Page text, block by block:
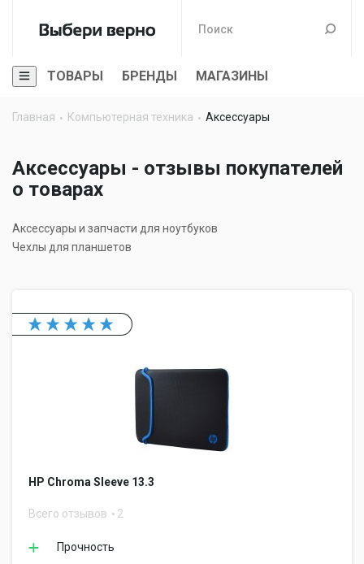
ТОВАРЫ БРЕНДЫ МАГАЗИНЫ
Главная Компьютерная техника Аксессуары
Аксессуары - отзывы покупателей
о товарах
Аксессуары и запчасти для ноутбуков
Чехлы для планшетов
HP Chroma Sleeve 13.3
Всего отзывов 2
Прочность